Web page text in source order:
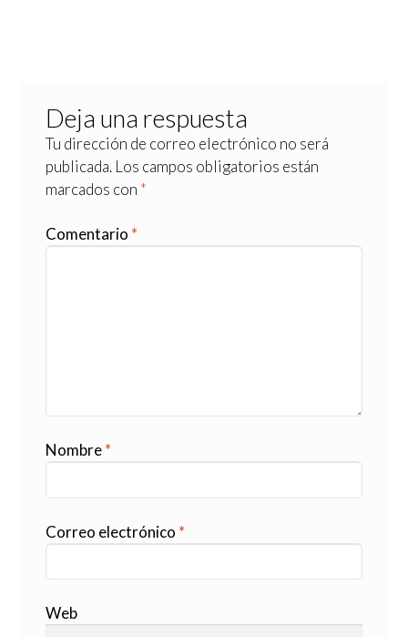
Deja una respuesta
Tu dirección de correo electrónico no será
publicada. Los campos obligatorios están
marcados con *
Comentario *
Nombre*
Correo electrónico *
Web